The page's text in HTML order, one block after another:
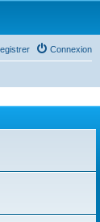
Connexion